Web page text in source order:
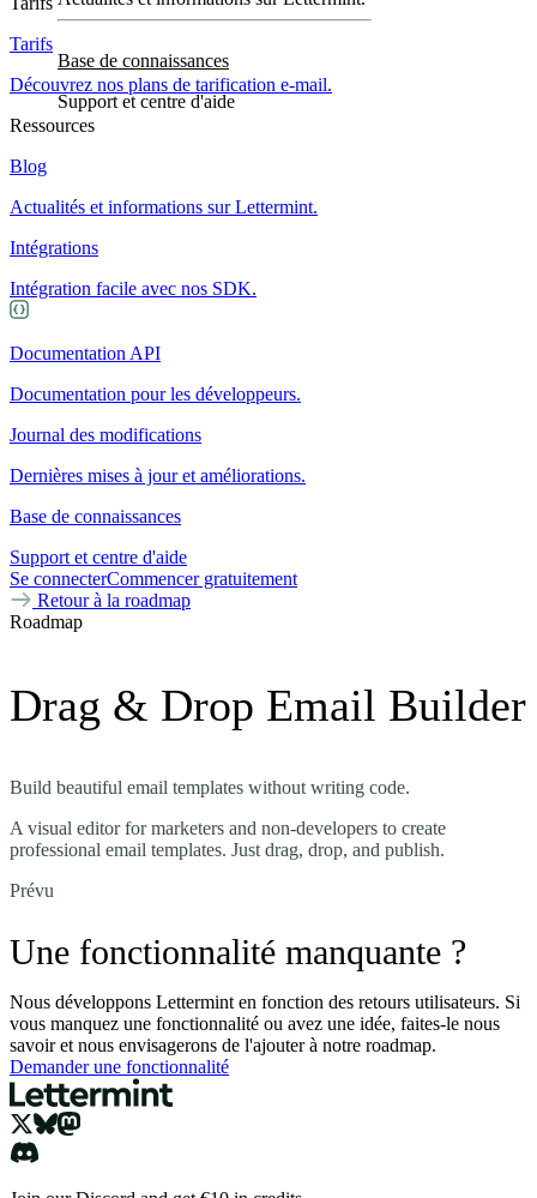
Base de connaissances
Support et centre d'aide
Tarifs
Découvrez nos plans de tarification e-mail.
Ressources
Blog
Actualités et informations sur Lettermint.
Intégrations
Intégration facile avec nos SDK.
Documentation API
Documentation pour les développeurs.
Journal des modifications
Dernières mises à jour et améliorations.
Base de connaissances
Support et centre d'aide
Se connecterCommencer gratuitement
Retour à la roadmap
Roadmap
Drag & Drop Email Builder
Build beautiful email templates without writing code.
A visual editor for marketers and non-developers to create
professional email templates. Just drag, drop, and publish.
Prévu
Une fonctionnalité manquante ?
Nous développons Lettermint en fonction des retours utilisateurs. Si
vous manquez une fonctionnalité ou avez une idée, faites-le nous
savoir et nous envisagerons de l'ajouter à notre roadmap.
Demander une fonctionnalité